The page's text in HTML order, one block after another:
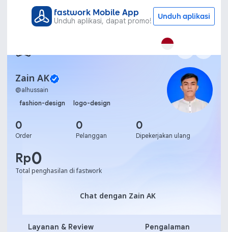
fastwork Mobile App
Unduh aplikasi, dapat promo! Unduh aplikasi
Zain AK
@alhussain
fashion-design
logo-design
0
Order
0
Pelanggan
0
Dipekerjakan ulang
Rp0
Total penghasilan di fastwork
Chat dengan Zain AK
Chat dengan Zain AK
Layanan & Review Pengalaman